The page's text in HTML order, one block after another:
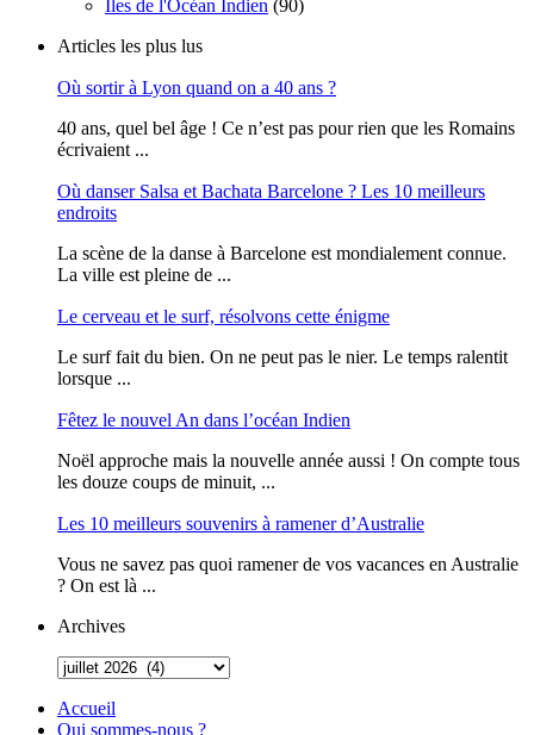
Iles de l'Océan Indien (90)
Articles les plus lus
Où sortir à Lyon quand on a 40 ans ?
40 ans, quel bel âge ! Ce n’est pas pour rien que les Romains
écrivaient ...
Où danser Salsa et Bachata Barcelone ? Les 10 meilleurs
endroits
La scène de la danse à Barcelone est mondialement connue.
La ville est pleine de ...
Le cerveau et le surf, résolvons cette énigme
Le surf fait du bien. On ne peut pas le nier. Le temps ralentit
lorsque ...
Fêtez le nouvel An dans l’océan Indien
Noël approche mais la nouvelle année aussi ! On compte tous
les douze coups de minuit, ...
Les 10 meilleurs souvenirs à ramener d’Australie
Vous ne savez pas quoi ramener de vos vacances en Australie
? On est là ...
Archives
Accueil
Qui sommes-nous ?